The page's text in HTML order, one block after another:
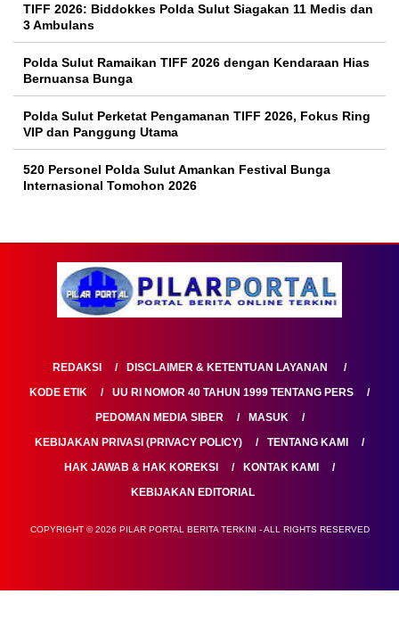
TIFF 2026: Biddokkes Polda Sulut Siagakan 11 Medis dan
3 Ambulans
Polda Sulut Ramaikan TIFF 2026 dengan Kendaraan Hias
Bernuansa Bunga
Polda Sulut Perketat Pengamanan TIFF 2026, Fokus Ring
VIP dan Panggung Utama
520 Personel Polda Sulut Amankan Festival Bunga
Internasional Tomohon 2026
REDAKSI
DISCLAIMER & KETENTUAN LAYANAN
KODE ETIK
UU RI NOMOR 40 TAHUN 1999 TENTANG PERS
PEDOMAN MEDIA SIBER
MASUK
KEBIJAKAN PRIVASI (PRIVACY POLICY)
TENTANG KAMI
HAK JAWAB & HAK KOREKSI
KONTAK KAMI
KEBIJAKAN EDITORIAL
COPYRIGHT © 2026 PILAR PORTAL BERITA TERKINI - ALL RIGHTS RESERVED